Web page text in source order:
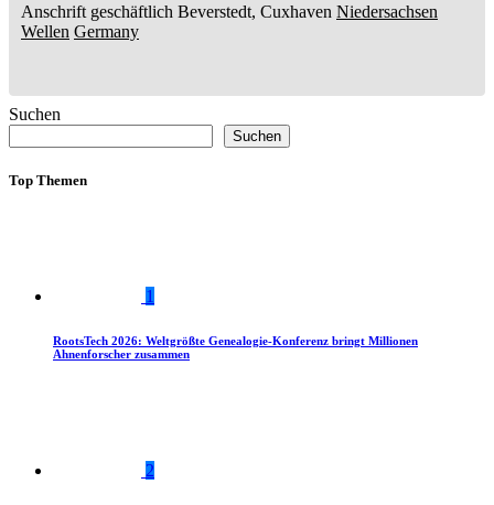
Anschrift geschäftlich Beverstedt, Cuxhaven Niedersachsen
Wellen Germany
Suchen
Suchen
Top Themen
1
RootsTech 2026: Weltgrößte Genealogie-Konferenz bringt Millionen
Ahnenforscher zusammen
2